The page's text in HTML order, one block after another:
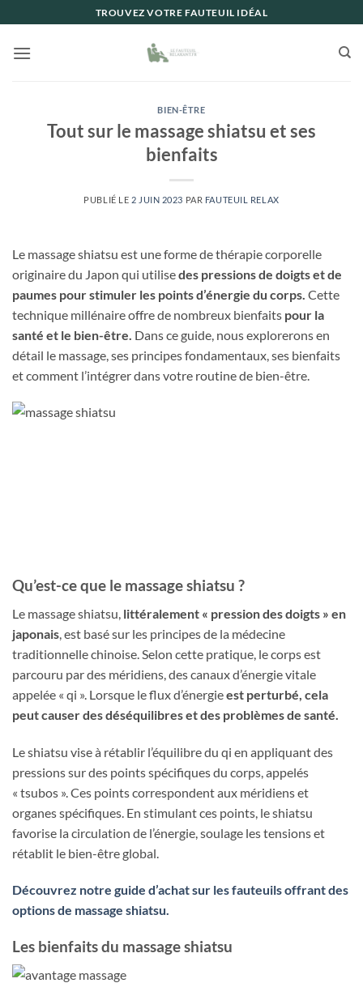
au
contenu
TROUVEZ VOTRE FAUTEUIL IDÉAL
BIEN-ÊTRE
Tout sur le massage shiatsu et ses
bienfaits
PUBLIÉ LE 2 JUIN 2023 PAR FAUTEUIL RELAX
Le massage shiatsu est une forme de thérapie corporelle
originaire du Japon qui utilisedes pressions de doigts et de
paumes pour stimuler les points d’énergie du corps. Cette
technique millénaire offre de nombreux bienfaits pour la
santé et le bien-être. Dans ce guide, nous explorerons en
détail le massage, ses principes fondamentaux, ses bienfaits
et comment l’intégrer dans votre routine de bien-être.
Qu’est-ce que le massage shiatsu ?
Le massage shiatsu, littéralement « pression des doigts » en
japonais , est basé sur les principes de la médecine
traditionnelle chinoise. Selon cette pratique, le corps est
parcouru par des méridiens, des canaux d’énergie vitale
appelée « qi ». Lorsque le flux d’énergieest perturbé, cela
peut causer des déséquilibres et des problèmes de santé.
Le shiatsu vise à rétablir l’équilibre du qi en appliquant des
pressions sur des points spécifiques du corps, appelés
« tsubos ». Ces points correspondent aux méridiens et
organes spécifiques. En stimulant ces points, le shiatsu
favorise la circulation de l’énergie, soulage les tensions et
rétablit le bien-être global.
Découvrez notre guide d’achat sur les fauteuils offrant des
options de massage shiatsu.
Les bienfaits du massage shiatsu